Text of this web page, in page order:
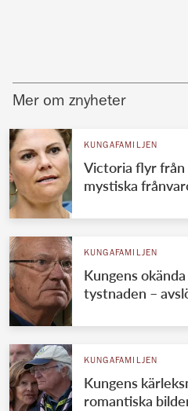
Mer om znyheter
KUNGAFAMILJEN
Victoria flyr från
mystiska
KUNGAFAMILJEN
Kungens
tystnaden –
KUNGAFAMILJEN
Kungens
romantiska